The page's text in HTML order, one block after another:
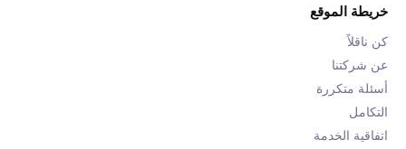
خريطة الموقع
كن ناقلاً
عن شركتنا
أسئلة متكررة
التكامل
اتفاقية الخدمة